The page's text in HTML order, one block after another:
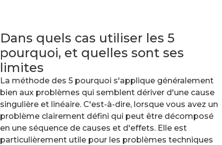
Dans quels cas utiliser les 5
pourquoi, et quelles sont ses
limites
La méthode des 5 pourquoi s'applique généralement
bien aux problèmes qui semblent dériver d'une cause
singulière et linéaire. C'est-à-dire, lorsque vous avez un
problème clairement défini qui peut être décomposé
en une séquence de causes et d'effets. Elle est
particulièrement utile pour les problèmes techniques